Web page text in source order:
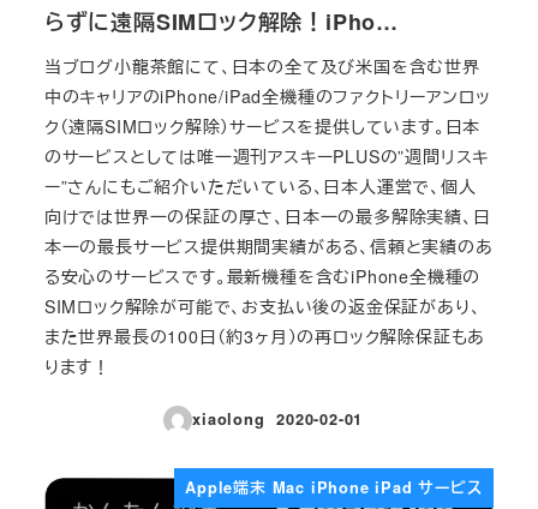
らずに遠隔SIMロック解除！iPho…
当ブログ小龍茶館にて、日本の全て及び米国を含む世界
中のキャリアのiPhone/iPad全機種のファクトリーアンロッ
ク（遠隔SIMロック解除）サービスを提供しています。日本
のサービスとしては唯一週刊アスキーPLUSの”週間リスキ
ー”さんにもご紹介いただいている、日本人運営で、個人
向けでは世界一の保証の厚さ、日本一の最多解除実績、日
本一の最長サービス提供期間実績がある、信頼と実績のあ
る安心のサービスです。最新機種を含むiPhone全機種の
SIMロック解除が可能で、お支払い後の返金保証があり、
また世界最長の100日（約3ヶ月）の再ロック解除保証もあ
ります！
xiaolong
投稿日
2020-02-01
Apple端末 Mac iPhone iPad サービス